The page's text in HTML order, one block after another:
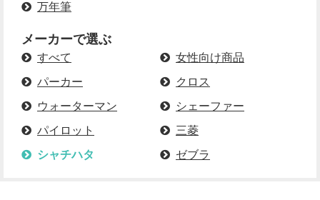
万年筆
メーカーで選ぶ
すべて
女性向け商品
パーカー
クロス
ウォーターマン
シェーファー
パイロット
三菱
シャチハタ
ゼブラ